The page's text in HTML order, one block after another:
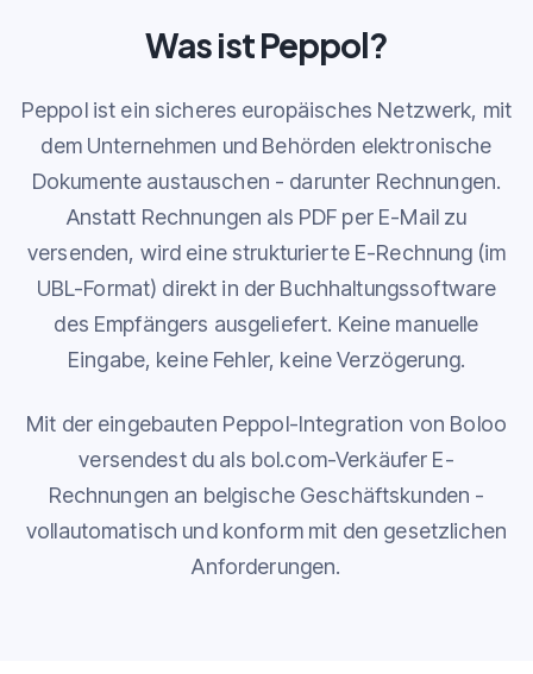
Was ist Peppol?
Peppol ist ein sicheres europäisches Netzwerk, mit
dem Unternehmen und Behörden elektronische
Dokumente austauschen - darunter Rechnungen.
Anstatt Rechnungen als PDF per E-Mail zu
versenden, wird eine strukturierte E-Rechnung (im
UBL-Format) direkt in der Buchhaltungssoftware
des Empfängers ausgeliefert. Keine manuelle
Eingabe, keine Fehler, keine Verzögerung.
Mit der eingebauten Peppol-Integration von Boloo
versendest du als bol.com-Verkäufer E-
Rechnungen an belgische Geschäftskunden -
vollautomatisch und konform mit den gesetzlichen
Anforderungen.